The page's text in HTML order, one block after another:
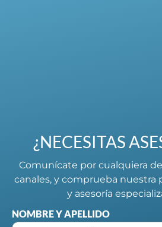
¿NECESITAS
Comunícate por cualquiera
canales, y comprueba nuestra
y asesoría
NOMBRE Y APELLIDO